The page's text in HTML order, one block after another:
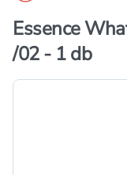
Essence
/02 - 1 db